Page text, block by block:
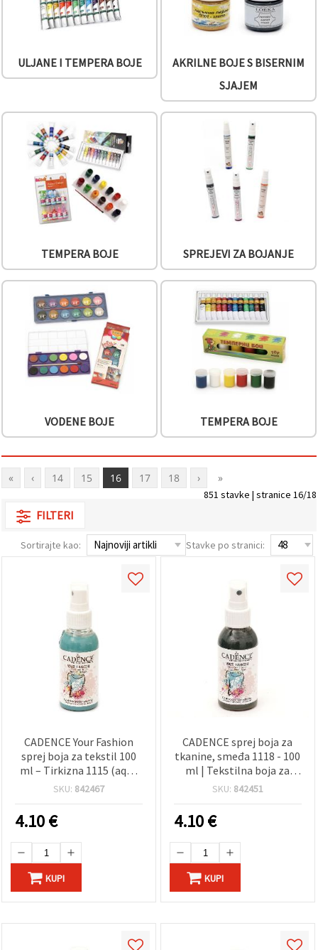
ULJANE I TEMPERA BOJE
AKRILNE BOJE S BISERNIM
SJAJEM
TEMPERA BOJE SPREJEVI ZA BOJANJE
VODENE BOJE TEMPERA BOJE
« ‹ 14 15 16 17 18 › »
851 stavke | stranice 16/18
FILTERI
Sortirajte kao: Stavke po stranici:
CADENCE Your Fashion
sprej boja za tekstil 100
ml – Tirkizna 1115 (aqua
plava) za majice, odjeću,
projekte
SKU: 842467
4.10€
KUPI
CADENCE sprej boja za
tkanine, smeđa 1118 - 100
ml | Tekstilna boja za
tkanine, odjeću, majice i
SKU: 842451
4.10€
KUPI